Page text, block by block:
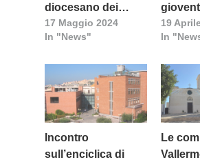
diocesano dei
bambini
17 Maggio 2024
In "News"
19
In
Incontro
sull’enciclica di
Le